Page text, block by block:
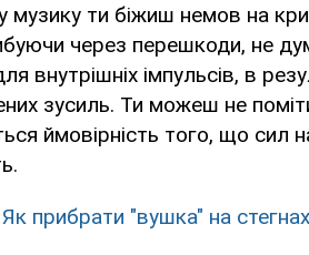
музику ти біжиш немов на
через перешкоди, не
внутрішніх імпульсів, в
зусиль. Ти можеш не
ймовірність того, що сил
Як прибрати "вушка" на